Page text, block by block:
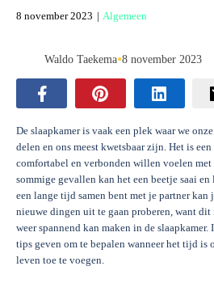
8 november 2023 | Algemeen
Waldo Taekema•8 november 2023
De slaapkamer is vaak een plek waar we
delen en ons meest kwetsbaar zijn. Het is
comfortabel en verbonden willen voelen met
sommige gevallen kan het een beetje saai
een lange tijd samen bent met je partner kan
nieuwe dingen uit te gaan proberen, want dit
weer spannend kan maken in de
tips geven om te bepalen wanneer het tijd is
leven toe te voegen.